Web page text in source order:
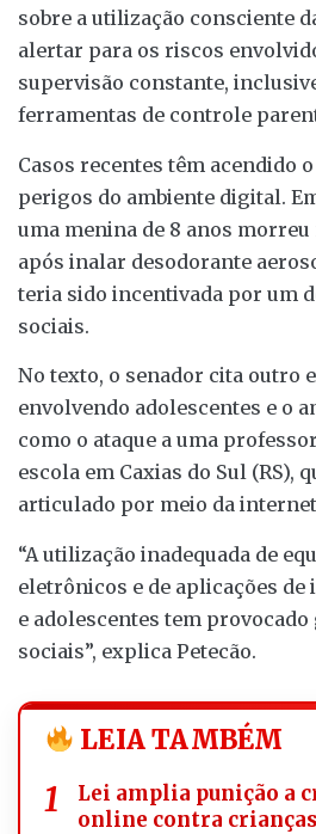
sobre a utilização consciente
alertar para os riscos
supervisão constante,
ferramentas de controle
Casos recentes têm acendido
perigos do ambiente digital.
uma menina de 8 anos
após inalar desodorante
teria sido incentivada por um
sociais.
No texto, o senador cita outro
envolvendo adolescentes e o
como o ataque a uma
escola em Caxias do Sul (RS),
articulado por meio da
“A utilização inadequada de
eletrônicos e de aplicações
e adolescentes tem
sociais”, explica Petecão.
LEIA TAMBÉM
Lei amplia punição a
online contra